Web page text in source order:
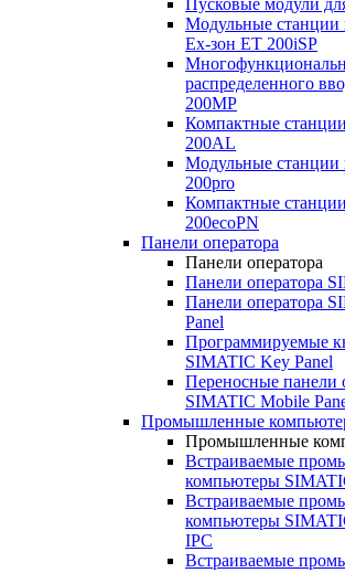
Пусковые модули
Модульные станции
Ex-зон ET 200iSP
распределенного
200MP
Компактные
200AL
Модульные станции
200pro
Компактные
200ecoPN
Панели оператора
Панели оператора
Панели оператора
Панели оператора
Panel
Программируемые
SIMATIC Key Panel
Переносные панели
SIMATIC Mobile
Промышленные
Промышленные
Встраиваемые
компьютеры
Встраиваемые
компьютеры
IPC
Встраиваемые